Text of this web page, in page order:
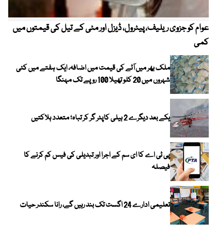
عوام کو جزوی ریلیف، پیٹرول، ڈیزل اور مٹی کے تیل کی قیمتوں میں
کمی
ملک بھر میں آٹے کی قیمت میں اضافہ، ایک ہفتے میں کئی
شہروں میں 20 کلو تھیلا 100 روپے تک مہنگا
یکے بعد دیگرے 2 ہیلی کاپٹر گر کر تباہ؛ متعدد ہلاکتیں
پی ٹی اے کا ای سم کے اجرا اور تبدیلی کی فیس کم کرنے کا
فیصلہ
تعلیمی ادارے 24 اگست تک بند رہیں گے، رانا سکندر حیات